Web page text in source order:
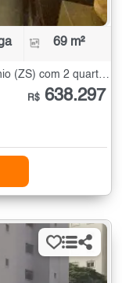
69 m²
Sobrado à Venda na Chácara Santo Antônio (ZS) com 2 quartos - 69 m²
R$ 638.297